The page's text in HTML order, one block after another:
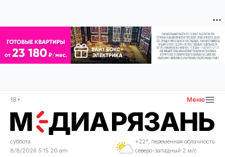
18+ Меню
суббота
8/8/2026 5:15:21 am
+22°, переменная облачность
северо-западный 2 м/с